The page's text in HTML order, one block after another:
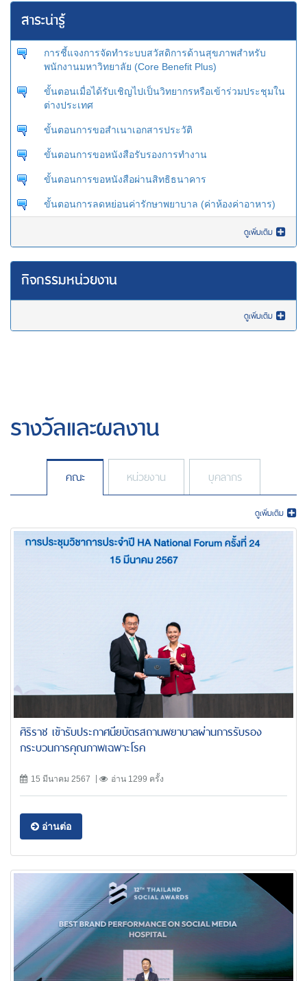
สาระน่ารู้
การชี้แจงการจัดทำระบบสวัสดิการด้านสุขภาพสำหรับ
พนักงานมหาวิทยาลัย (Core Benefit Plus)
ขั้นตอนเมื่อได้รับเชิญไปเป็นวิทยากรหรือเข้าร่วมประชุมใน
ต่างประเทศ
ขั้นตอนการขอสำเนาเอกสารประวัติ
ขั้นตอนการขอหนังสือรับรองการทำงาน
ขั้นตอนการขอหนังสือผ่านสิทธิธนาคาร
ขั้นตอนการลดหย่อนค่ารักษาพยาบาล (ค่าห้องค่าอาหาร)
ดูเพิ่มเติม
กิจกรรมหน่วยงาน
ดูเพิ่มเติม
รางวัลและผลงาน
คณะ หน่วยงาน บุคลากร
ดูเพิ่มเติม
ศิริราช เข้ารับประกาศนียบัตรสถานพยาบาลผ่านการรับรอง
กระบวนการคุณภาพเฉพาะโรค
15 มีนาคม 2567 อ่าน 1299 ครั้ง
อ่านต่อ